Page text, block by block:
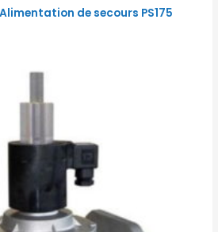
Alimentation de secours PS175